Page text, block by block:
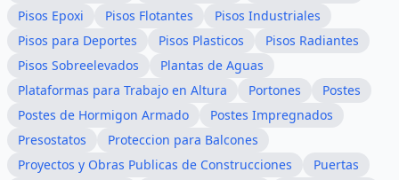
Pisos Epoxi
Pisos Flotantes
Pisos Industriales
Pisos para Deportes
Pisos Plasticos
Pisos Radiantes
Pisos Sobreelevados
Plantas de Aguas
Plataformas para Trabajo en Altura
Portones
Postes
Postes de Hormigon Armado
Postes Impregnados
Presostatos
Proteccion para Balcones
Proyectos y Obras Publicas de Construcciones
Puertas